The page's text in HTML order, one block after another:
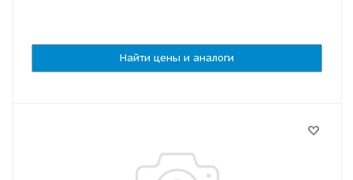
Найти цены и аналоги